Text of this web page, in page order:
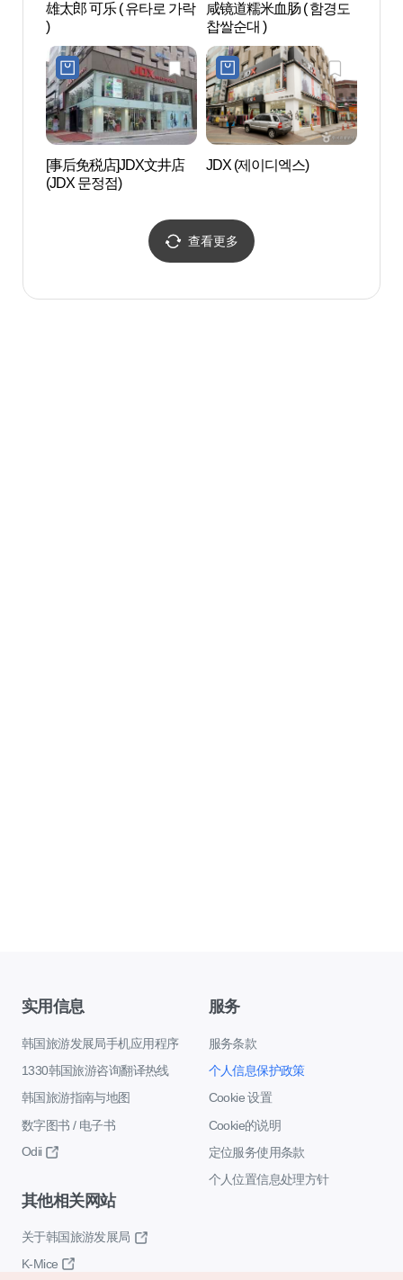
雄太郎 可乐 ( 유타로 가락
)
咸镜道糯米血肠 ( 함경도
찹쌀순대 )
[事后免税店]JDX文井店
(JDX 문정점)
JDX (제이디엑스)
查看更多
实用信息
韩国旅游发展局手机应用程序
1330韩国旅游咨询翻译热线
韩国旅游指南与地图
数字图书 / 电子书
Odii
服务
服务条款
个人信息保护政策
Cookie 设置
Cookie的说明
定位服务使用条款
个人位置信息处理方针
其他相关网站
关于韩国旅游发展局
K-Mice